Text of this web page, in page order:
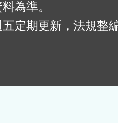
為準。
定期更新，法規整